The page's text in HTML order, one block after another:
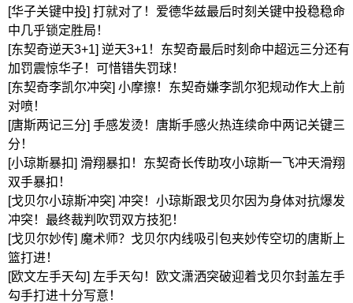
[华子关键中投] 打就对了！爱德华兹最后时刻关键中投稳稳命
中几乎锁定胜局！
[东契奇逆天3+1] 逆天3+1！东契奇最后时刻命中超远三分还有
加罚震惊华子！可惜错失罚球！
[东契奇李凯尔冲突] 小摩擦！东契奇嫌李凯尔犯规动作大上前
对喷！
[唐斯两记三分] 手感发烫！唐斯手感火热连续命中两记关键三
分！
[小琼斯暴扣] 滑翔暴扣！东契奇长传助攻小琼斯一飞冲天滑翔
双手暴扣！
[戈贝尔小琼斯冲突] 冲突！小琼斯跟戈贝尔因为身体对抗爆发
冲突！最终裁判吹罚双方技犯！
[戈贝尔妙传] 魔术师？戈贝尔内线吸引包夹妙传空切的唐斯上
篮打进！
[欧文左手天勾] 左手天勾！欧文潇洒突破迎着戈贝尔封盖左手
勾手打进十分写意！